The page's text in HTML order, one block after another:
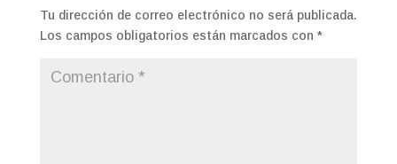
Tu dirección de correo electrónico no será publicada.
Los campos obligatorios están marcados con *